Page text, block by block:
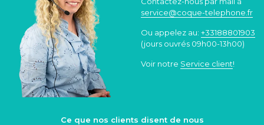
service@coque-telephone.fr
Ou appelez au: +33188801903
(jours ouvrés 09h00-13h00)
Voir notre Service client!
Ce que nos clients disent de nous